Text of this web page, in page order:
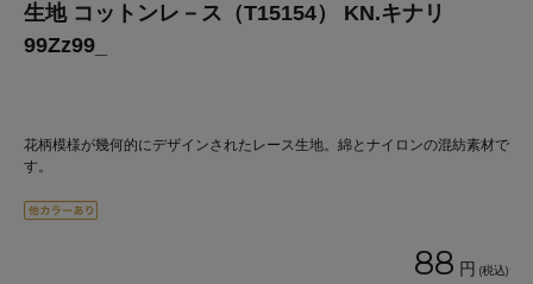
生地 コットンレ－ス（T15154） KN.キナリ
99Zz99_
花柄模様が幾何的にデザインされたレース生地。綿とナイロンの混紡素材で
す。
88 円 (税込)